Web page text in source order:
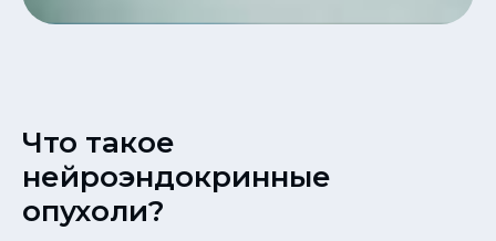
Что такое
нейроэндокринные
опухоли?